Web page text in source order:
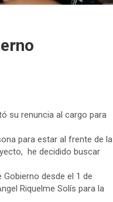
su renuncia al cargo para
para estar al frente de la
he decidido buscar
desde el 1 de
Riquelme Solís para la